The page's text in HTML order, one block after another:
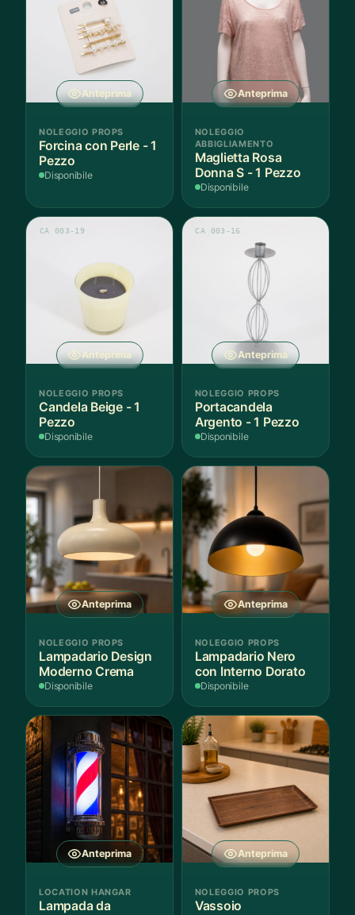
Anteprima
NOLEGGIO PROPS
Forcina con Perle - 1
Pezzo
Disponibile
Anteprima
NOLEGGIO
ABBIGLIAMENTO
Maglietta Rosa
Donna S - 1 Pezzo
Disponibile
Anteprima
CA 003-19
NOLEGGIO PROPS
Candela Beige - 1
Pezzo
Disponibile
Anteprima
CA 003-16
NOLEGGIO PROPS
Portacandela
Argento - 1 Pezzo
Disponibile
Anteprima
NOLEGGIO PROPS
Lampadario Design
Moderno Crema
Disponibile
Anteprima
NOLEGGIO PROPS
Lampadario Nero
con Interno Dorato
Disponibile
Anteprima
LOCATION HANGAR
Lampada da
Anteprima
NOLEGGIO PROPS
Vassoio